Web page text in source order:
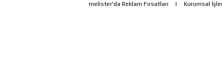
melister'da Reklam Fırsatları | Kurumsal